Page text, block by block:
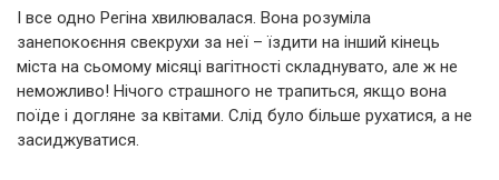
І все одно Регіна хвилювалася. Вона розуміла
занепокоєння свекрухи за неї – їздити на інший кінець
міста на сьомому місяці вагітності складнувато, але ж не
неможливо! Нічого страшного не трапиться, якщо вона
поїде і догляне за квітами. Слід було більше рухатися, а не
засиджуватися.